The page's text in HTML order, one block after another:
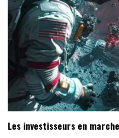
Les investisseurs en